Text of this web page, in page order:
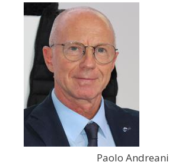
Paolo Andreani